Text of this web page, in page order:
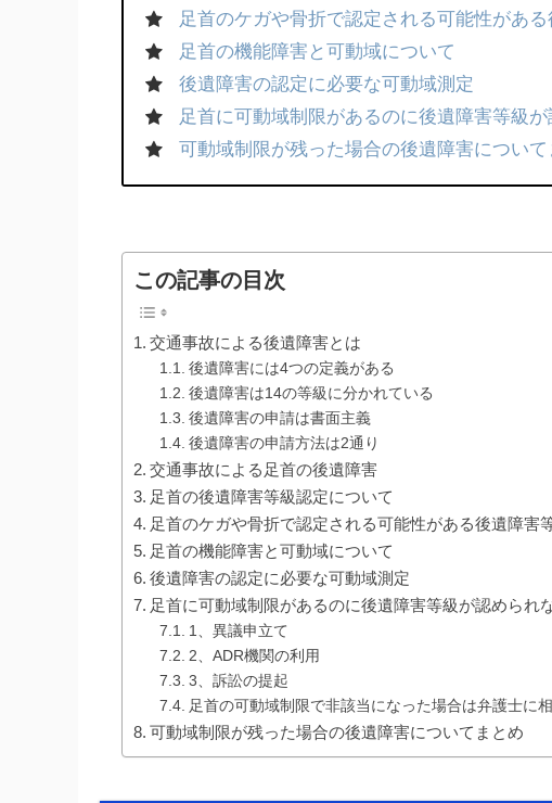
足首のケガや骨折で認定される可能性があ
足首の機能障害と可動域について
後遺障害の認定に必要な可動域測定
足首に可動域制限があるのに後遺障害等級
可動域制限が残った場合の後遺障害について
この記事の目次
交通事故による後遺障害とは
後遺障害には4つの定義がある
後遺障害は14の等級に分かれている
後遺障害の申請は書面主義
後遺障害の申請方法は2通り
交通事故による足首の後遺障害
足首の後遺障害等級認定について
足首のケガや骨折で認定される可能性がある後遺障害
足首の機能障害と可動域について
後遺障害の認定に必要な可動域測定
足首に可動域制限があるのに後遺障害等級が認められ
1、異議申立て
2、ADR機関の利用
3、訴訟の提起
足首の可動域制限で非該当になった場合は弁護士に
可動域制限が残った場合の後遺障害についてまとめ